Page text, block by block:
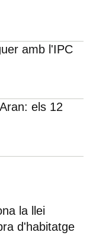
amb l'IPC
els 12
la llei
d'habitatge